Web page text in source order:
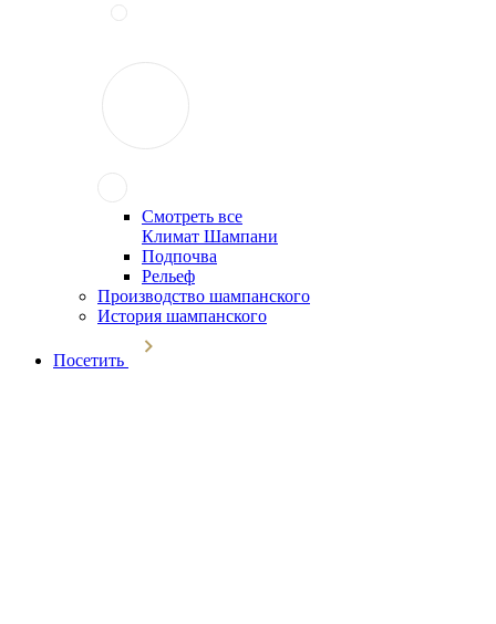
Смотреть все
Климат Шампани
Подпочва
Рельеф
Производство шампанского
История шампанского
Посетить